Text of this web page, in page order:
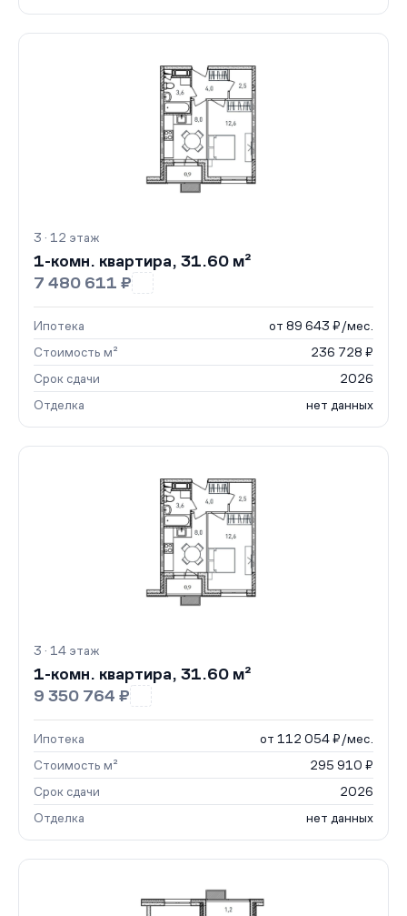
3 · 12 этаж
1-комн. квартира, 31.60 м²
7 480 611 ₽
Ипотека
от 89 643 ₽/мес.
Стоимость м²
236 728 ₽
Срок сдачи
2026
Отделка
нет данных
3 · 14 этаж
1-комн. квартира, 31.60 м²
9 350 764 ₽
Ипотека
от 112 054 ₽/мес.
Стоимость м²
295 910 ₽
Срок сдачи
2026
Отделка
нет данных